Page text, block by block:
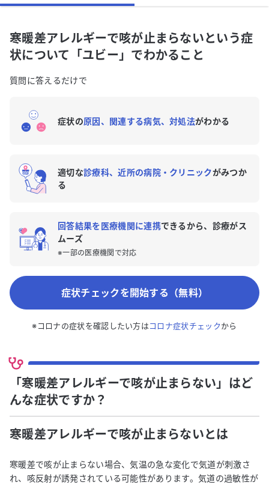
寒暖差アレルギーで咳が止まらないという症
状について「ユビー」でわかること
質問に答えるだけで
症状の原因、関連する病気、対処法がわかる
適切な診療科、近所の病院・クリニックがみつか
る
回答結果を医療機関に連携できるから、診療がス
ムーズ
※一部の医療機関で対応
症状チェックを開始する（無料）
※コロナの症状を確認したい方はコロナ症状チェックから
「寒暖差アレルギーで咳が止まらない」はど
んな症状ですか？
寒暖差アレルギーで咳が止まらないとは
寒暖差で咳が止まらない場合、気温の急な変化で気道が刺激さ
れ、咳反射が誘発されている可能性があります。気道の過敏性が